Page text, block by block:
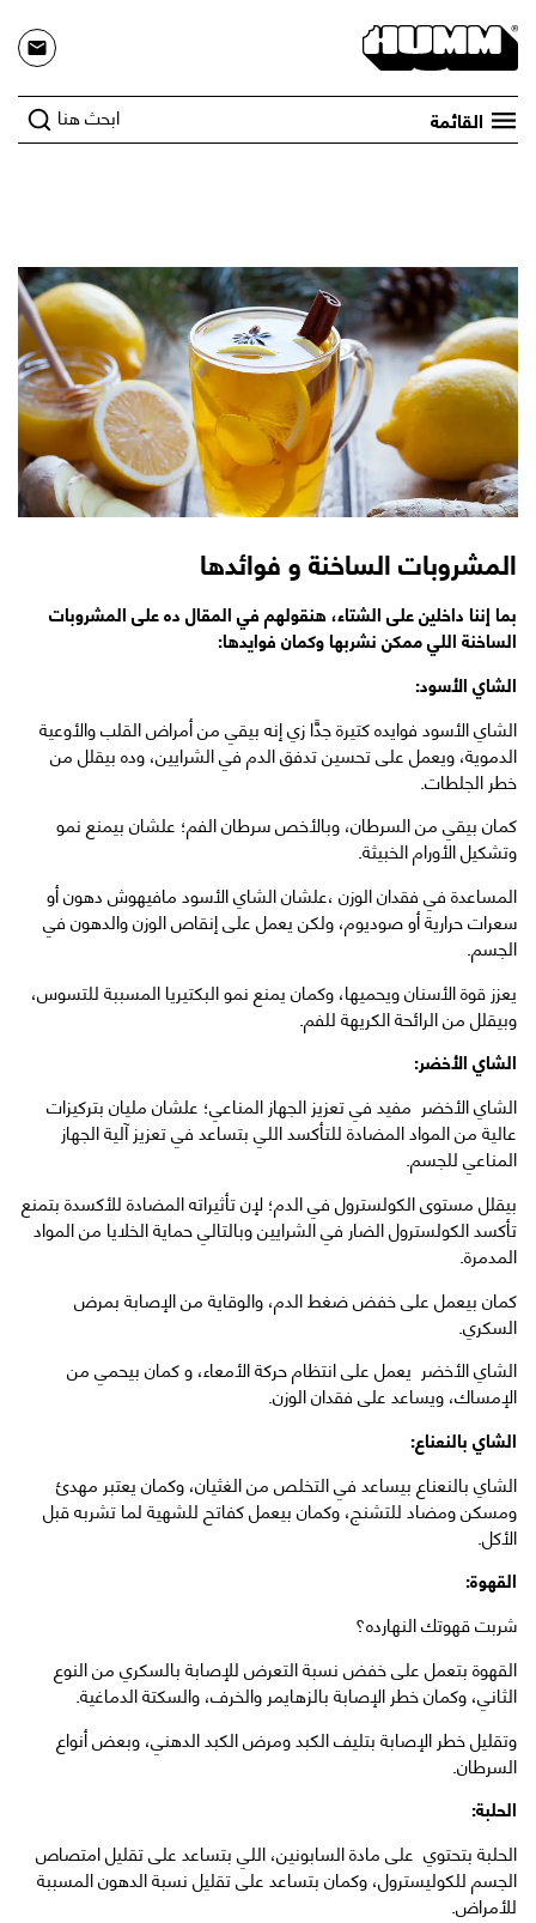
القائمة ابحث هنا
المشروبات الساخنة و فوائدها
بما إننا داخلين على الشتاء، هنقولهم في المقال ده على المشروبات
الساخنة اللي ممكن نشربها وكمان فوايدها:
الشاي الأسود:
الشاي الأسود فوايده كتيرة جدًّا زي إنه بيقي من أمراض القلب والأوعية
الدموية، ويعمل على تحسين تدفق الدم في الشرايين، وده بيقلل من
خطر الجلطات.
كمان بيقي من السرطان، وبالأخص سرطان الفم؛ علشان بيمنع نمو
وتشكيل الأورام الخبيثة.
المساعدة في فقدان الوزن ،علشان الشاي الأسود مافيهوش دهون أو
سعرات حرارية أو صوديوم، ولكن يعمل على إنقاص الوزن والدهون في
الجسم.
يعزز قوة الأسنان ويحميها، وكمان يمنع نمو البكتيريا المسببة للتسوس،
وبيقلل من الرائحة الكريهة للفم.
الشاي الأخضر:
الشاي الأخضر مفيد في تعزيز الجهاز المناعي؛ علشان مليان بتركيزات
عالية من المواد المضادة للتأكسد اللي بتساعد في تعزيز آلية الجهاز
المناعي للجسم.
بيقلل مستوى الكولسترول في الدم؛ لإن تأثيراته المضادة للأكسدة بتمنع
تأكسد الكولسترول الضار في الشرايين وبالتالي حماية الخلايا من المواد
المدمرة.
كمان بيعمل على خفض ضغط الدم، والوقاية من الإصابة بمرض
السكري.
الشاي الأخضر يعمل على انتظام حركة الأمعاء، و كمان بيحمي من
الإمساك، ويساعد على فقدان الوزن.
الشاي بالنعناع:
الشاي بالنعناع بيساعد في التخلص من الغثيان، وكمان يعتبر مهدئ
ومسكن ومضاد للتشنج، وكمان بيعمل كفاتح للشهية لما تشربه قبل
الأكل.
القهوة:
شربت قهوتك النهارده؟
القهوة بتعمل على خفض نسبة التعرض للإصابة بالسكري من النوع
الثاني، وكمان خطر الإصابة بالزهايمر والخرف، والسكتة الدماغية.
وتقليل خطر الإصابة بتليف الكبد ومرض الكبد الدهني، وبعض أنواع
السرطان.
الحلبة:
الحلبة بتحتوي على مادة السابونين، اللي بتساعد على تقليل امتصاص
الجسم للكوليسترول، وكمان بتساعد على تقليل نسبة الدهون المسببة
للأمراض.